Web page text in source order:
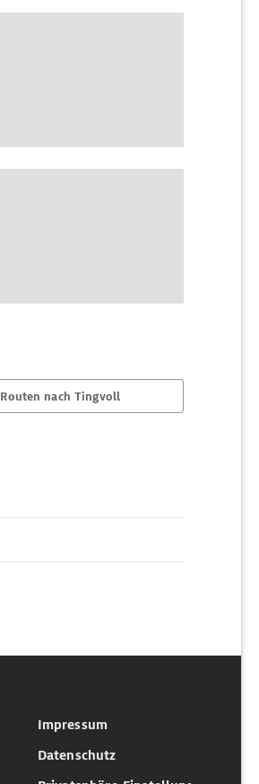
Routen nach Tingvoll
Impressum
Datenschutz